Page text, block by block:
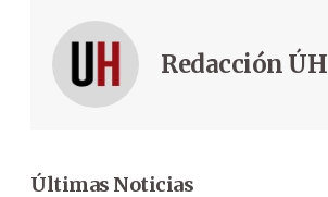
Redacción ÚH
Últimas Noticias